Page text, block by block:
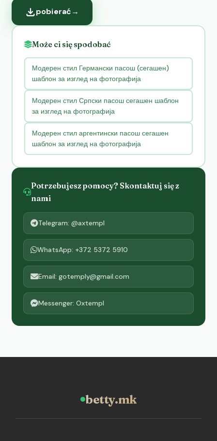
pobierać→
Może ci się spodobać
Модерен стил Германски пасош (сегашен)
шаблон за изглед на фотографија
Модерен стил Српски пасош сегашен шаблон
за изглед на фотографија
Модерен стил аргентински пасош сегашен
шаблон за изглед на фотографија
Potrzebujesz pomocy? Skontaktuj się z
nami
Telegram: @axtempl
WhatsApp: +372 5372 5910
Email: gotemply@gmail.com
Messenger: Oxtempl
betty.mk